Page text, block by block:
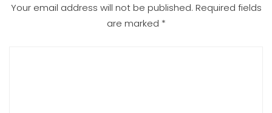
Your email address will not be published. Required fields
are marked *